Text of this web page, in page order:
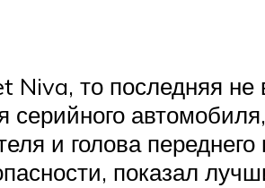
то последняя
и голова
показал